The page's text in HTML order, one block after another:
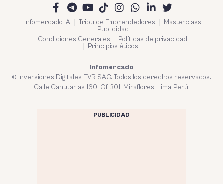
Infomercado IA Tribu de Emprendedores
Masterclass
Publicidad
Condiciones Generales
Políticas de privacidad
Principios éticos
Infomercado
© Inversiones Digitales FVR SAC. Todos los derechos reservados.
Calle Cantuarias 160. Of. 301. Miraflores, Lima-Perú.
PUBLICIDAD